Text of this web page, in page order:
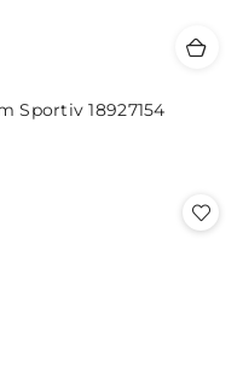
Sportiv 18927154